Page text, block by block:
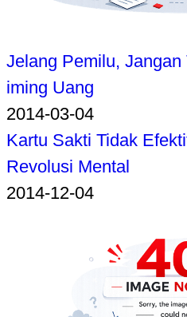
Jelang Pemilu, Jangan
iming Uang
2014-03-04
Kartu Sakti Tidak
Revolusi Mental
2014-12-04